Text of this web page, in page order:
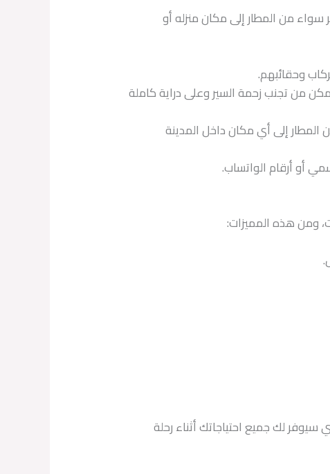
من المطار إلى مكان منزله أو
وحقائبهم.
من تجنب زحمة السير وعلى دراية كاملة
المطار إلى أي مكان داخل المدينة
أو أرقام الواتساب.
ومن هذه المميزات:
لك جميع احتياجاتك أثناء رحلة